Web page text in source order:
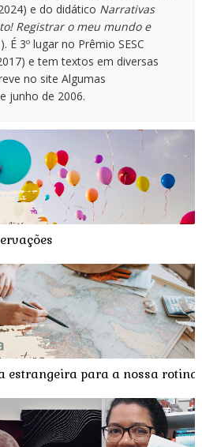
e do didático Narrativas
Registrar o meu mundo e
É 3º lugar no Prêmio SESC
e tem textos em diversas
no site Algumas
junho de 2006.
estrangeira para a nossa rotina